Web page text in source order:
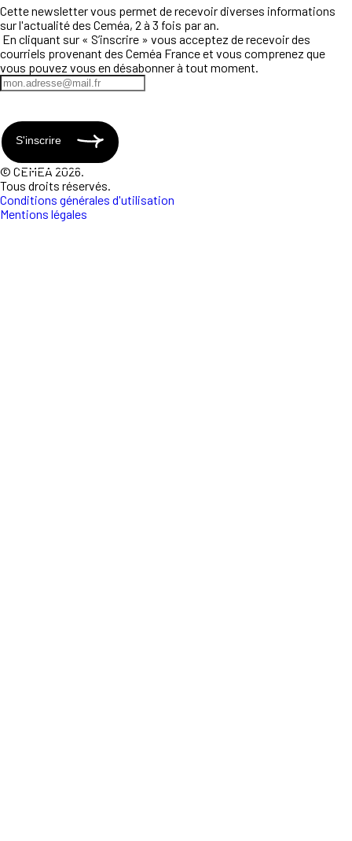
Cette newsletter vous permet de recevoir diverses informations
sur l'actualité des Ceméa, 2 à 3 fois par an.
En cliquant sur « S’inscrire » vous acceptez de recevoir des
courriels provenant des Ceméa France et vous comprenez que
vous pouvez vous en désabonner à tout moment.
S'inscrire
© CEMEA 2026.
Tous droits réservés.
Conditions générales d'utilisation
Mentions légales